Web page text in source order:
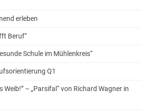
erleben
Beruf“
Schule im Mühlenkreis“
Q1
Weib!” – „Parsifal“ von Richard Wagner in